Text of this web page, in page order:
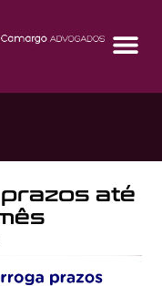
até